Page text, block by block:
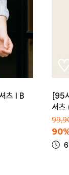
츠 I B
[95
셔
6